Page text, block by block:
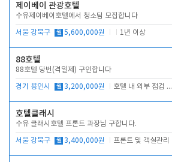
제이베이 관광호텔
수유제이베이호텔에서 청소팀 모집합니다
서울 강북구 월 5,600,000원 1년 이상
88호텔
88호텔 당번(격일제) 구인합니다
경기 용인시 월 3,200,000원 호텔 내 외부 점검 및 프런트 운영
호텔클래시
수유 클래시호텔 프론트 과장님 구합니다.
서울 강북구 월 3,400,000원 프론트 및 객실관리